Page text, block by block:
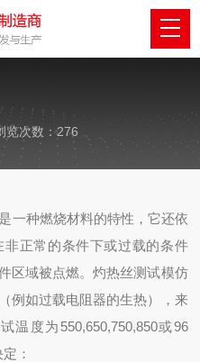
览次数：276
一种燃烧材料的特性，它还依
正常的条件下或过载的条件
区域被点燃。灼热丝测试模仿
例如过载电阻器的生热），来
温度为550,650,750,850或96
：